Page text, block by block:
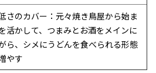
さのカバー：元々焼き鳥屋から始ま
活かして、つまみとお酒をメインに
ら、シメにうどんを食べられる形態
やす